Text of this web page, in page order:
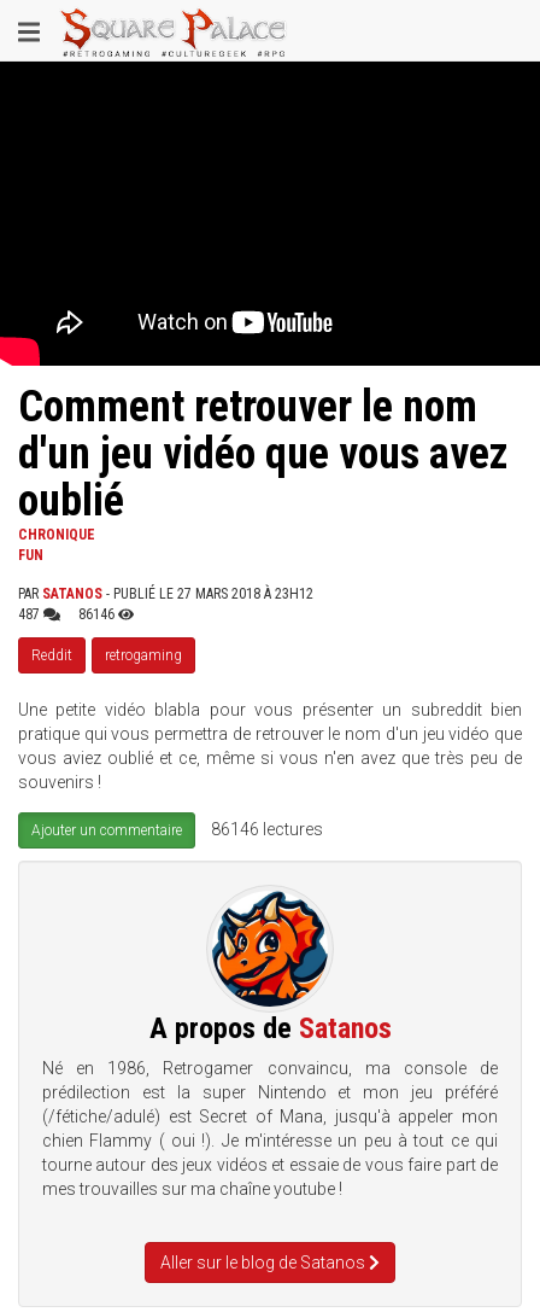
au
contenu
Toggle
navigation
Comment retrouver le nom
d'un jeu vidéo que vous avez
oublié
CHRONIQUE
FUN
PAR SATANOS - PUBLIÉ LE 27 MARS 2018 À 23H12
487
86146
Reddit retrogaming
Une petite vidéo blabla pour vous présenter un subreddit bien
pratique qui vous permettra de retrouver le nom d'un jeu vidéo que
vous aviez oublié et ce, même si vous n'en avez que très peu de
souvenirs !
Ajouter un commentaire 86146 lectures
A propos de Satanos
Né en 1986, Retrogamer convaincu, ma console de
prédilection est la super Nintendo et mon jeu préféré
(/fétiche/adulé) est Secret of Mana, jusqu'à appeler mon
chien Flammy ( oui !). Je m'intéresse un peu à tout ce qui
tourne autour des jeux vidéos et essaie de vous faire part de
mes trouvailles sur ma chaîne youtube !
Aller sur le blog de Satanos